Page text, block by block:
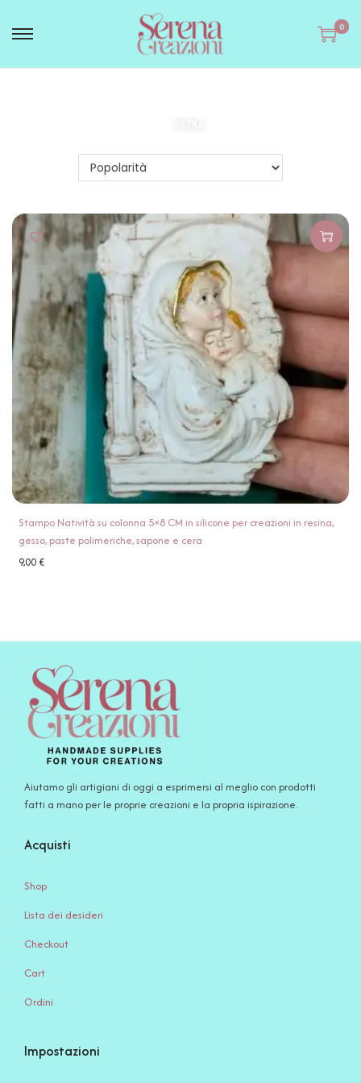
0
Stampo Natività su colonna 5×8 CM in silicone per creazioni in resina,
gesso, paste polimeriche, sapone e cera
9,00€
Aiutamo gli artigiani di oggi a esprimersi al meglio con prodotti
fatti a mano per le proprie creazioni e la propria ispirazione.
Acquisti
Shop
Lista dei desideri
Checkout
Cart
Ordini
Impostazioni